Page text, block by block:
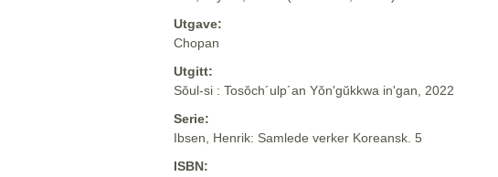
Utgave:
Chopan
Utgitt:
Sŏul-si : Tosŏch´ulp´an Yŏn'gŭkkwa in'gan, 2022
Serie:
Ibsen, Henrik: Samlede verker Koreansk. 5
ISBN: